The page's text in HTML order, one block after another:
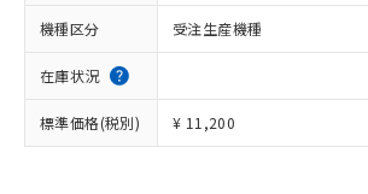
機種区分 受注生産機種
在庫状況
標準価格(税別) ¥ 11,200